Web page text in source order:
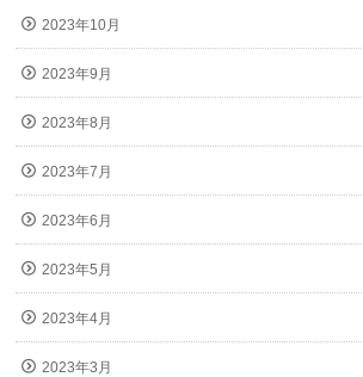
2023年10月
2023年9月
2023年8月
2023年7月
2023年6月
2023年5月
2023年4月
2023年3月